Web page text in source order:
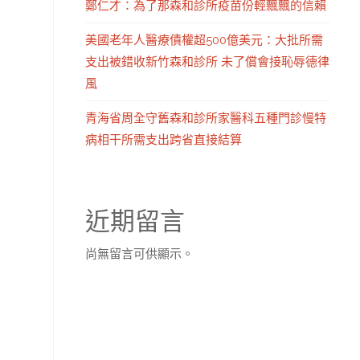
鄭仁才：為了那森和診所疫苗份輕飄飄的信賴
美國老年人醫療債權超500億美元：大批所需
支出被錯收新竹森和診所 未了償會接恥辱德律
風
青海省周全守舊森和診所家醫科五種門診慢特
病相干所需支出跨省直接結算
近期留言
尚無留言可供顯示。